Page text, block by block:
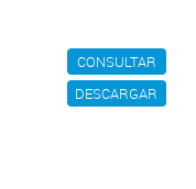
CONSULTAR
DESCARGAR